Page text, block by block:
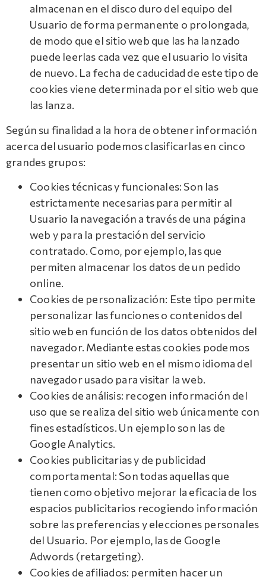
almacenan en el disco duro del equipo del
Usuario de forma permanente o prolongada,
de modo que el sitio web que las ha lanzado
puede leerlas cada vez que el usuario lo visita
de nuevo. La fecha de caducidad de este tipo de
cookies viene determinada por el sitio web que
las lanza.
Según su finalidad a la hora de obtener información
acerca del usuario podemos clasificarlas en cinco
grandes grupos:
Cookies técnicas y funcionales: Son las
estrictamente necesarias para permitir al
Usuario la navegación a través de una página
web y para la prestación del servicio
contratado. Como, por ejemplo, las que
permiten almacenar los datos de un pedido
online.
Cookies de personalización: Este tipo permite
personalizar las funciones o contenidos del
sitio web en función de los datos obtenidos del
navegador. Mediante estas cookies podemos
presentar un sitio web en el mismo idioma del
navegador usado para visitar la web.
Cookies de análisis: recogen información del
uso que se realiza del sitio web únicamente con
fines estadísticos. Un ejemplo son las de
Google Analytics.
Cookies publicitarias y de publicidad
comportamental: Son todas aquellas que
tienen como objetivo mejorar la eficacia de los
espacios publicitarios recogiendo información
sobre las preferencias y elecciones personales
del Usuario. Por ejemplo, las de Google
Adwords (retargeting).
Cookies de afiliados: permiten hacer un